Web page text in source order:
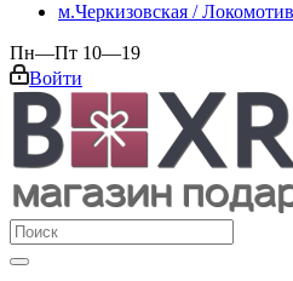
м.Черкизовская / Локомотив
Пн—Пт 10—19
Войти